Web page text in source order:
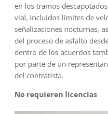
en los tramos
vial, incluidos límites de
señalizaciones nocturnas,
del proceso de asfalto
dentro de los acuerdos
por parte de un
del contratista.
No requieren licencias